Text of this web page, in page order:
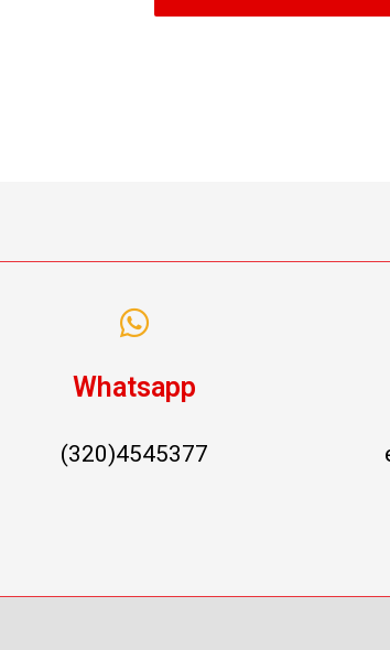
Whatsapp
(320)4545377